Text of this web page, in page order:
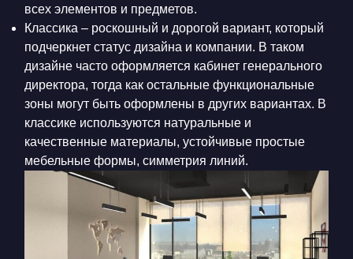
всех элементов и предметов.
Классика – роскошный и дорогой вариант, который
подчеркнет статус дизайна и компании. В таком
дизайне часто оформляется кабинет генерального
директора, тогда как остальные функциональные
зоны могут быть оформлены в других вариантах. В
классике используются натуральные и
качественные материалы, устойчивые простые
мебельные формы, симметрия линий.